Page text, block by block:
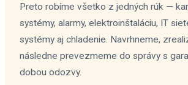
Preto robíme všetko z jedných rúk —
systémy, alarmy, elektroinštaláciu, IT
systémy aj chladenie. Navrhneme,
následne prevezmeme do správy s
dobou odozvy.